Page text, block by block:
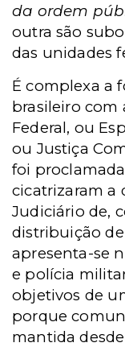
da ordem
outra são
das unidades
É complexa a
brasileiro com
Federal, ou
ou Justiça
foi
cicatrizaram a
Judiciário de,
distribuição
apresenta-se
e polícia
objetivos de
porque
mantida